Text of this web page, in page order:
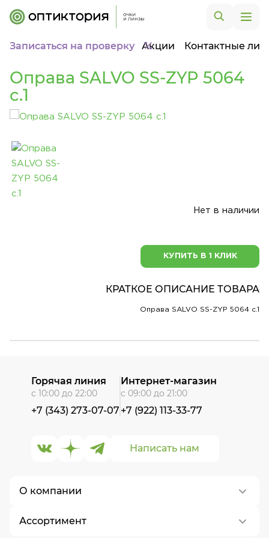
Записаться на проверку Акции Контактные
Оправа SALVO SS-ZYP 5064
c.1
Нет в наличии
КУПИТЬ В 1 КЛИК
КРАТКОЕ ОПИСАНИЕ ТОВАРА
Оправа SALVO SS-ZYP 5064 c.1
О компании
О нас
Ассортимент
Написать нам
Горячая линия
с 10:00 до 22:00
+7 (343) 273-07-07
Интернет-магазин
с 09:00 до 21:00
+7 (922) 113-33-77